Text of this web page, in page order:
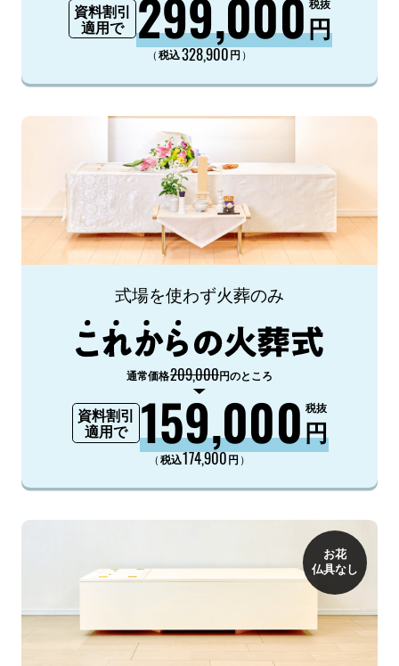
資料割引
適用で
299,000円
税抜
（税込328,900円 ）
式場を使わず火葬のみ
通常価格209,000円のところ
資料割引
適用で
159,000円
税抜
（税込174,900円 ）
お花
仏具なし